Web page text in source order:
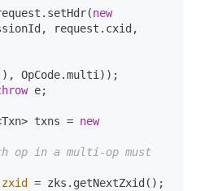
request.setHdr(
new
request.cxid,
OpCode.multi));
e;
List<Txn> txns =
new
op in a multi-op must
zxid = zks.getNextZxid();